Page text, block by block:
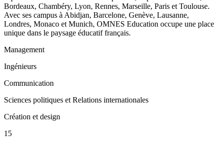
Bordeaux, Chambéry, Lyon, Rennes, Marseille, Paris et Toulouse.
Avec ses campus à Abidjan, Barcelone, Genève, Lausanne,
Londres, Monaco et Munich, OMNES Education occupe une place
unique dans le paysage éducatif français.
Management
Ingénieurs
Communication
Sciences politiques et Relations internationales
Création et design
15